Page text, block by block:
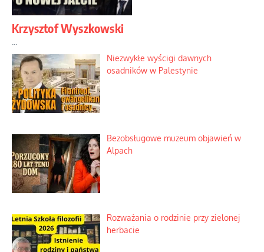
Krzysztof Wyszkowski